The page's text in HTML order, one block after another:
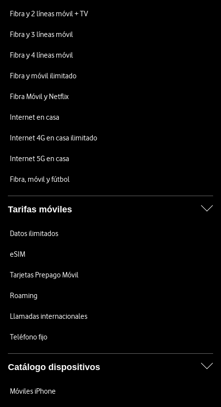
Fibra y 2 líneas móvil + TV
Fibra y 3 líneas móvil
Fibra y 4 líneas móvil
Fibra y móvil ilimitado
Fibra Móvil y Netflix
Internet en casa
Internet 4G en casa ilimitado
Internet 5G en casa
Fibra, móvil y fútbol
Tarifas móviles
Datos ilimitados
eSIM
Tarjetas Prepago Móvil
Roaming
Llamadas internacionales
Teléfono fijo
Catálogo dispositivos
Móviles iPhone